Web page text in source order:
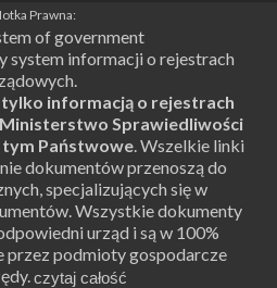
Prawna:
of government
system informacji o rejestrach
informacją o rejestrach
Sprawiedliwości
Państwowe. Wszelkie linki
dokumentów przenoszą do
specjalizujących się w
Wszystkie dokumenty
urząd i są w 100%
przez podmioty gospodarcze